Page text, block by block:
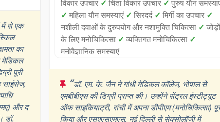
में से एक
का
मेडिकल
पूरी
साइंसेज,
और द
डॉ.
विकार उपचार ✓ चिंता विकार उपचार ✓ पुरुष यौन
✓ महिला यौन समस्याएं ✓ सिरदर्द ✓ मिर्गी का उपचार ✓
नशीली दवाओं के दुरुपयोग और नशामुक्ति चिकित्सा ✓ जोड़ों
के लिए मनोचिकित्सा ✓ व्यक्तिगत मनोचिकित्सा ✓
मनोवैज्ञानिक समस्याएं
“डॉ. एम. के. जैन ने गांधी मेडिकल कॉलेज, भोपाल से
एमबीबीएस की डिग्री प्राप्त की। उन्होंने सेंट्रल इंस्टीट्यूट
ऑफ साइकियाट्री, रांची में अपना डीपीएम (मनोचिकित्सा)
किया और एसएएसएमएस, नई दिल्ली से सेक्सोलॉजी में